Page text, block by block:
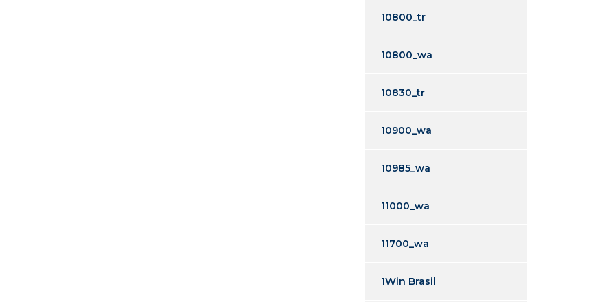
10800_tr
10800_wa
10830_tr
10900_wa
10985_wa
11000_wa
11700_wa
1Win Brasil